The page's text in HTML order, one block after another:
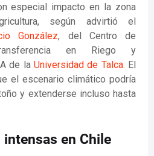
especial impacto en la zona
según advirtió el
González, del Centro de
en Riego y
de la Universidad de Talca. El
el escenario climático podría
y extenderse incluso hasta
intensas en Chile